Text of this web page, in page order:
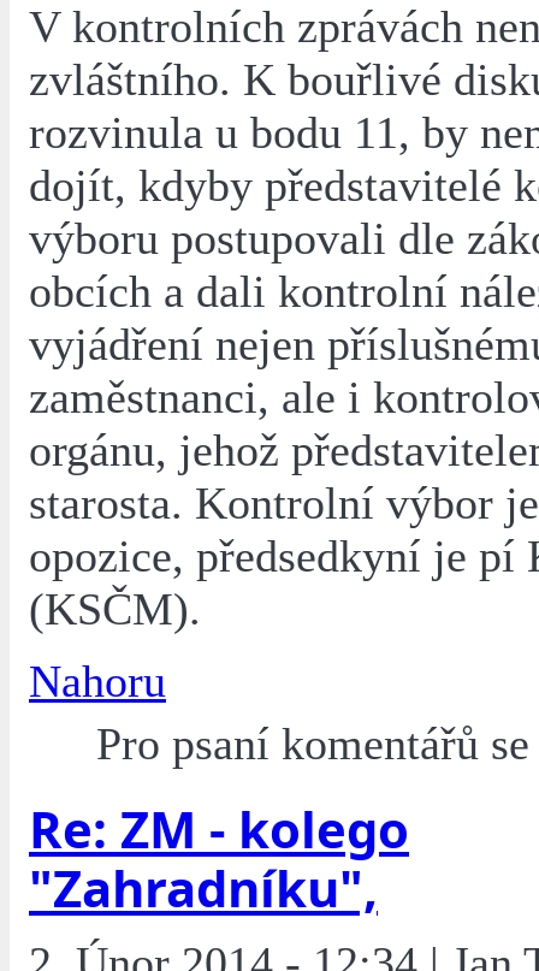
V kontrolních zprávách
zvláštního. K bouřlivé
rozvinula u bodu 11, by
dojít, kdyby představitelé
výboru postupovali dle
obcích a dali kontrolní
vyjádření nejen
zaměstnanci, ale i
orgánu, jehož
starosta. Kontrolní výbor
opozice, předsedkyní je pí
(KSČM).
Nahoru
Pro psaní komentářů
Re: ZM - kolego
"Zahradníku",